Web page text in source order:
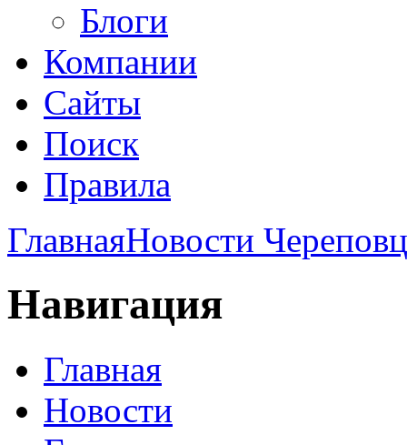
Блоги
Компании
Сайты
Поиск
Правила
ГлавнаяНовости
Навигация
Главная
Новости